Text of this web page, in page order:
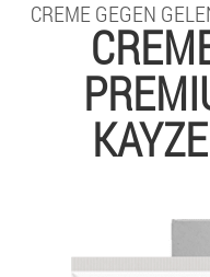
CREME GEGEN